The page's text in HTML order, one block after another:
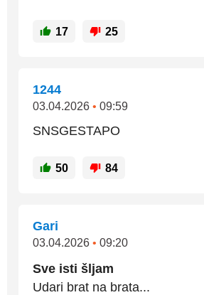
17 25
1244
03.04.2026 • 09:59
SNSGESTAPO
50 84
Gari
03.04.2026 • 09:20
Sve isti šljam
Udari brat na brata...